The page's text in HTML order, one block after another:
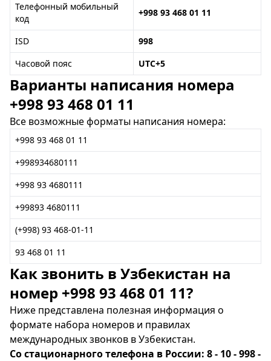
Телефонный мобильный
код
+998 93 468 01 11
ISD
998
Часовой пояс
UTC+5
Варианты написания номера
+998 93 468 01 11
Все возможные форматы написания номера:
+998 93 468 01 11
+998934680111
+998 93 4680111
+99893 4680111
(+998) 93 468-01-11
93 468 01 11
Как звонить в Узбекистан на
номер +998 93 468 01 11?
Ниже представлена полезная информация о
формате набора номеров и правилах
международных звонков в Узбекистан.
Со стационарного телефона в России: 8 - 10 - 998 -